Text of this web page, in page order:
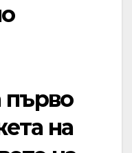
първо
на